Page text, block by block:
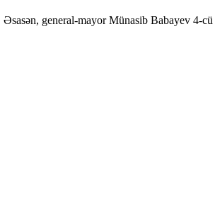
general-mayor Münasib Babayev 4-